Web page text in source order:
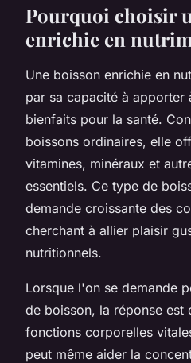
Pourquoi choisir
enrichie en
Une boisson enrichie en
par sa capacité à apporter
bienfaits pour la santé.
boissons ordinaires, elle
vitamines, minéraux et
essentiels. Ce type de
demande croissante des
cherchant à allier plaisir
nutritionnels.
Lorsque l'on se demande
de boisson, la réponse est
fonctions corporelles
peut même aider la